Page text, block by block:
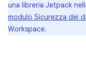
una libreria Jetpack
modulo Sicurezza dei
Workspace.